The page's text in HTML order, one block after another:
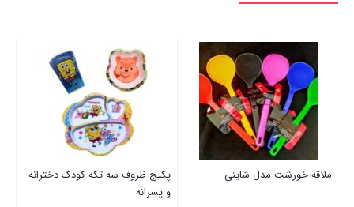
ملاقه خورشت مدل شاینی
پکیج ظروف سه تکه کودک دخترانه
و پسرانه